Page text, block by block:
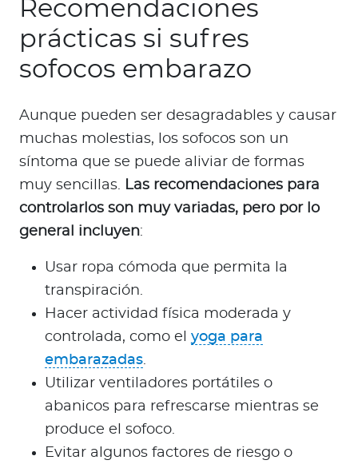
Recomendaciones
prácticas si sufres
sofocos embarazo
Aunque pueden ser desagradables y causar
muchas molestias, los sofocos son un
síntoma que se puede aliviar de formas
muy sencillas. Las recomendaciones para
controlarlos son muy variadas, pero por lo
general incluyen:
Usar ropa cómoda que permita la
transpiración.
Hacer actividad física moderada y
controlada, como el yoga para
embarazadas.
Utilizar ventiladores portátiles o
abanicos para refrescarse mientras se
produce el sofoco.
Evitar algunos factores de riesgo o